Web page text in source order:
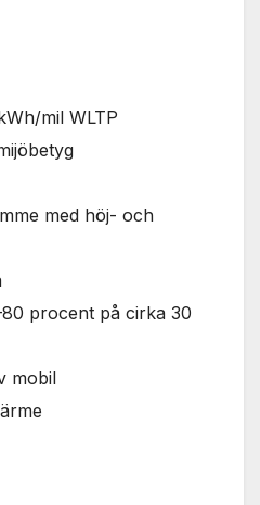
mil WLTP
med höj- och
procent på cirka 30
mobil